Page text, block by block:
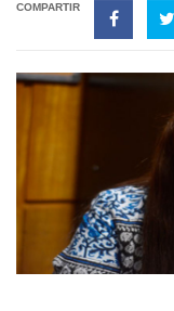
COMPARTIR